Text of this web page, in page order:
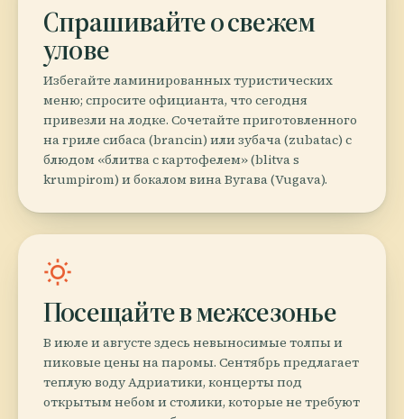
Спрашивайте о свежем
улове
Избегайте ламинированных туристических
меню; спросите официанта, что сегодня
привезли на лодке. Сочетайте приготовленного
на гриле сибаса (brancin) или зубача (zubatac) с
блюдом «блитва с картофелем» (blitva s
krumpirom) и бокалом вина Вугава (Vugava).
wb_sunny
Посещайте в межсезонье
В июле и августе здесь невыносимые толпы и
пиковые цены на паромы. Сентябрь предлагает
теплую воду Адриатики, концерты под
открытым небом и столики, которые не требуют